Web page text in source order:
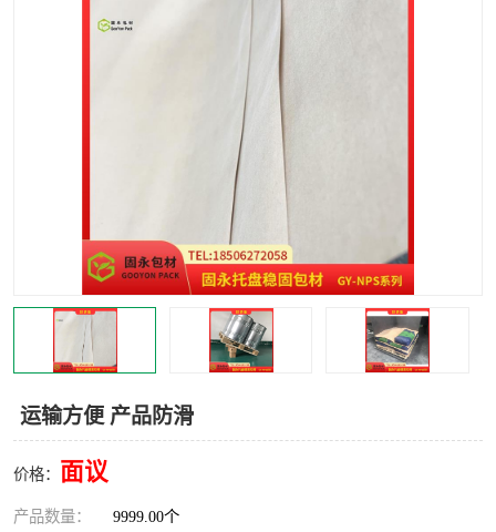
运输方便 产品防滑
价格： 面议
产品数量： 9999.00个
充气袋
缠绕膜
托盘裹包网兜